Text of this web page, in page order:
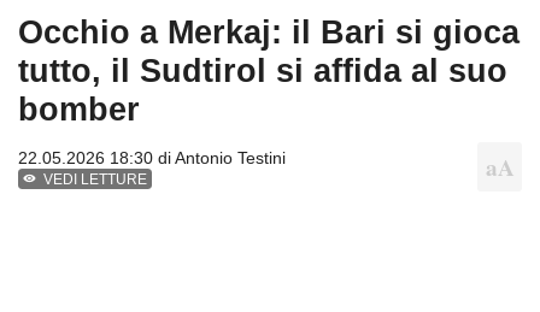
Occhio a Merkaj: il Bari si gioca
tutto, il Sudtirol si affida al suo
bomber
22.05.2026 18:30 diAntonio Testini
VEDI LETTURE